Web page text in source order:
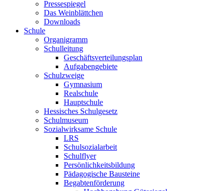
Pressespiegel
Das Weinblättchen
Downloads
Schule
Organigramm
Schulleitung
Geschäftsverteilungsplan
Aufgabengebiete
Schulzweige
Gymnasium
Realschule
Hauptschule
Hessisches Schulgesetz
Schulmuseum
Sozialwirksame Schule
LRS
Schulsozialarbeit
Schulflyer
Persönlichkeitsbildung
Pädagogische Bausteine
Begabtenförderung